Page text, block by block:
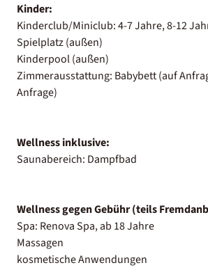
Kinder:
Kinderclub/Miniclub: 4-7 Jahre, 8-12
Spielplatz (außen)
Kinderpool (außen)
Zimmerausstattung: Babybett (auf
Anfrage)
Wellness inklusive:
Saunabereich: Dampfbad
Wellness gegen Gebühr (teils
Spa: Renova Spa, ab 18 Jahre
Massagen
kosmetische Anwendungen